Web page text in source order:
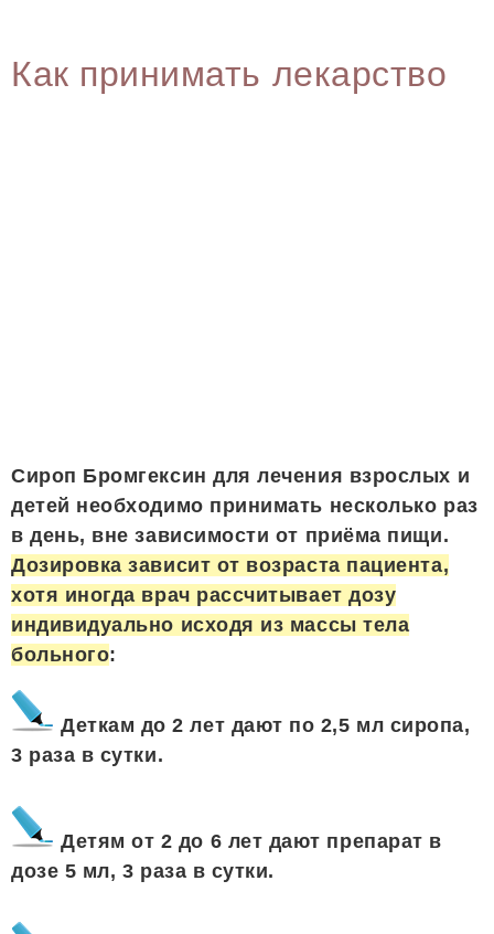
Как принимать лекарство
Сироп Бромгексин для лечения взрослых и
детей необходимо принимать несколько раз
в день, вне зависимости от приёма пищи.
Дозировка зависит от возраста пациента,
хотя иногда врач рассчитывает дозу
индивидуально исходя из массы тела
больного:
Деткам до 2 лет дают по 2,5 мл сиропа,
3 раза в сутки.
Детям от 2 до 6 лет дают препарат в
дозе 5 мл, 3 раза в сутки.